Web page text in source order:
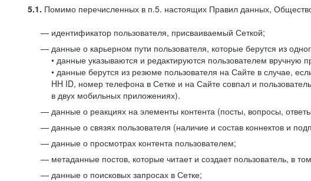
5.1. Помимо перечисленных в п.5. настоящих Правил данных,
идентификатор пользователя, присваиваемый Сеткой;
данные о карьерном пути пользователя, которые берутся из
• данные указываются и редактируются пользователем вручную
• данные берутся из резюме пользователя на Сайте в случае,
HH ID, номер телефона в Сетке и на Сайте совпал и
в двух мобильных приложениях).
данные о реакциях на элементы контента (посты, вопросы,
данные о связях пользователя (наличие и состав коннектов и
данные о просмотрах контента пользователем;
метаданные постов, которые читает и создает пользователь, в
данные о поисковых запросах в Сетке;